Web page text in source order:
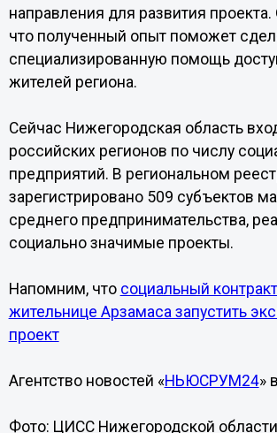
направления для развития
что полученный опыт поможет
специализированную помощь
жителей региона.
Сейчас Нижегородская область
российских регионов по числу
предприятий. В региональном
зарегистрировано 509 субъектов
среднего предпринимательства,
социально значимые проекты.
Напомним, что социальный
жительнице Арзамаса запустить
проект
Агентство новостей «НЬЮСРУМ24»
Фото: ЦИСС Нижегородской области